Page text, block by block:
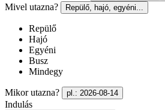
Mivel utazna?
Repülő, hajó, egyéni...
Repülő
Hajó
Egyéni
Busz
Mindegy
Mikor utazna? pl.: 2026-08-14
Indulás